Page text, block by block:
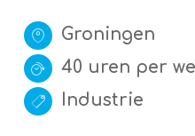
Groningen
40 uren per
Industrie